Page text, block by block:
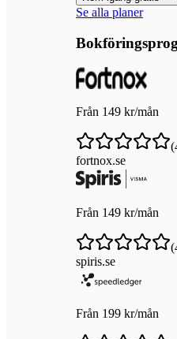
Se alla planer
Från 149 kr/mån
(
fortnox.se
Från 149 kr/mån
(
spiris.se
Från 199 kr/mån